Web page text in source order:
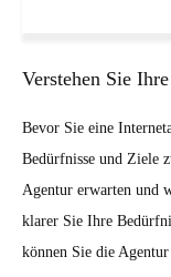
Verstehen Sie
Bevor Sie eine
Bedürfnisse und Ziele
Agentur erwarten und
klarer Sie Ihre
können Sie die